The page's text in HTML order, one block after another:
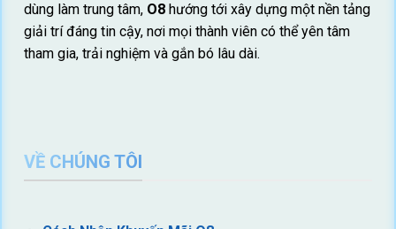
dùng làm trung tâm, O8 hướng tới xây dựng một nền tảng
giải trí đáng tin cậy, nơi mọi thành viên có thể yên tâm
tham gia, trải nghiệm và gắn bó lâu dài.
VỀ CHÚNG TÔI